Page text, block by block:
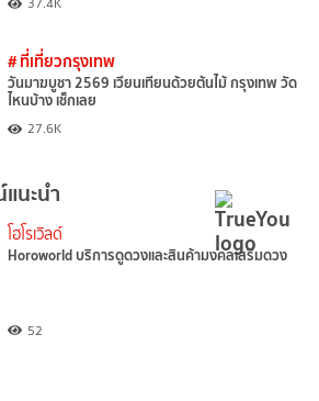
# ที่เที่ยวกรุงเทพ
วันมาฆบูชา 2569 เวียนเทียนด้วยต้นไม้ กรุงเทพ วัด
ไหนบ้าง เช็กเลย
27.6K
นะนำ
โฮโรเวิลด์
Horoworld บริการดูดวงและสินค้ามงคลเสริมดวง
52